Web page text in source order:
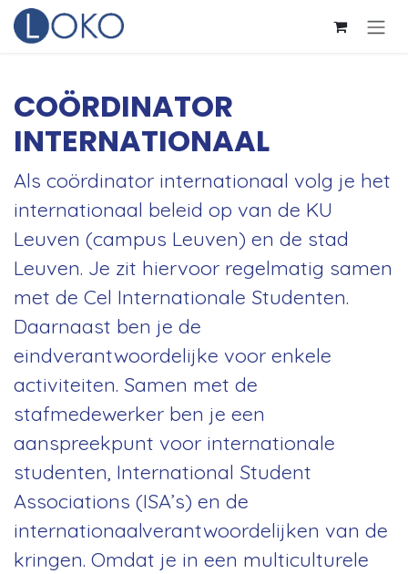
Overslaan naar inhoud
COÖRDINATOR
INTERNATIONAAL
Als coördinator internationaal volg je het
internationaal beleid op van de KU
Leuven (campus Leuven) en de stad
Leuven. Je zit hiervoor regelmatig samen
met de Cel Internationale Studenten.
Daarnaast ben je de
eindverantwoordelijke voor enkele
activiteiten. Samen met de
stafmedewerker ben je een
aanspreekpunt voor internationale
studenten, International Student
Associations (ISA’s) en de
internationaalverantwoordelijken van de
kringen. Omdat je in een multiculturele